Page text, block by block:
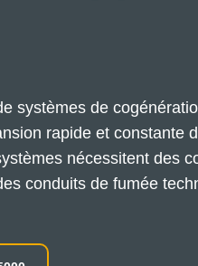
systèmes de
rapide et constante
nécessitent des
conduits de fumée